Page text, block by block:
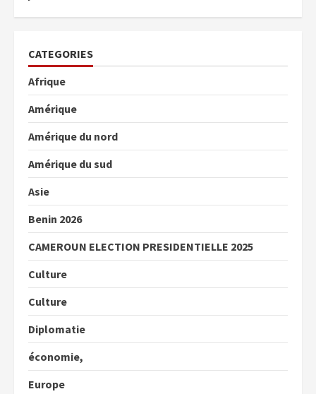
CATEGORIES
Afrique
Amérique
Amérique du nord
Amérique du sud
Asie
Benin 2026
CAMEROUN ELECTION PRESIDENTIELLE 2025
Culture
Culture
Diplomatie
économie,
Europe